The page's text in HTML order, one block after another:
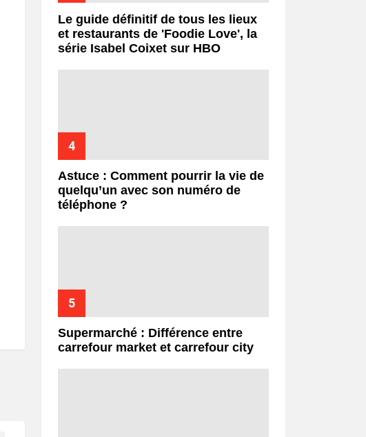
Le guide définitif de tous les lieux
et restaurants de 'Foodie Love', la
série Isabel Coixet sur HBO
Astuce : Comment pourrir la vie de
quelqu’un avec son numéro de
téléphone ?
Supermarché : Différence entre
carrefour market et carrefour city